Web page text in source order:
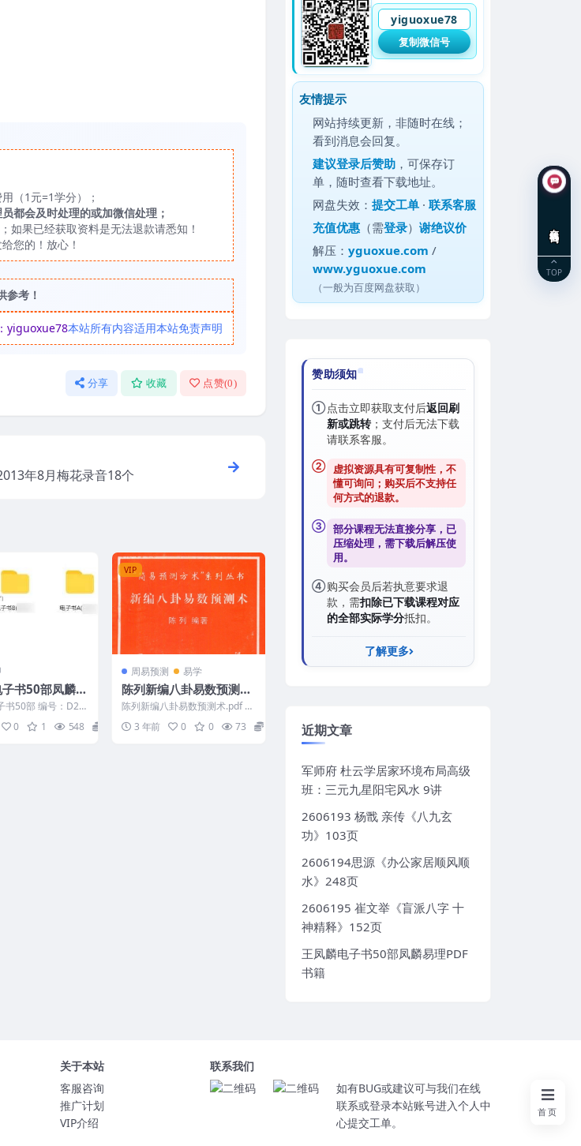
（1元=1学分）；
都会及时处理的或加微信处理；
如果已经获取资料是无法退款请悉知！
您的！放心！
参考！
yiguoxue78本站所有内容适用本站免责声明
分享 收藏 点赞(0)
年8月梅花录音18个
书50部凤麟易
书50部 编号：D22
0 1 548
VIP
周易预测 易学
陈列新编八卦易数预测术.
pdf
陈列新编八卦易数预测术.pdf Y
3 年前 0 0 73
yiguoxue78
复制微信号
友情提示
网站持续更新，非随时在线；
看到消息会回复。
建议登录后赞助 ，可保存订
单，随时查看下载地址。
网盘失效：提交工单 ·联系客服
充值优惠 （需登录）谢绝议价
解压：yguoxue.com /
www.yguoxue.com
（一般为百度网盘获取）
赞助须知
①点击立即获取支付后返回刷
新或跳转；支付后无法下载
请联系客服。
②
虚拟资源具有可复制性，不
懂可询问；购买后不支持任
何方式的退款。
③ 部分课程无法直接分享，已
压缩处理，需下载后解压使
用。
④购买会员后若执意要求退
款，需扣除已下载课程对应
的全部实际学分抵扣。
了解更多
近期文章
军师府 杜云学居家环境布局高级
班：三元九星阳宅风水 9讲
2606193 杨戬 亲传《八九玄
功》103页
2606194思源《办公家居顺风顺
水》248页
2606195 崔文举《盲派八字 十
神精释》152页
王凤麟电子书50部凤麟易理PDF
书籍
关于本站
客服咨询
推广计划
VIP介绍
联系我们
如有BUG或建议可与我们在线
联系或登录本站账号进入个人中
心提交工单。
首页
TOP